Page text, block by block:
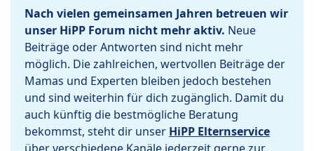
Nach vielen gemeinsamen Jahren betreuen wir
unser HiPP Forum nicht mehr aktiv. Neue
Beiträge oder Antworten sind nicht mehr
möglich. Die zahlreichen, wertvollen Beiträge der
Mamas und Experten bleiben jedoch bestehen
und sind weiterhin für dich zugänglich. Damit du
auch künftig die bestmögliche Beratung
bekommst, steht dir unser HiPP Elternservice